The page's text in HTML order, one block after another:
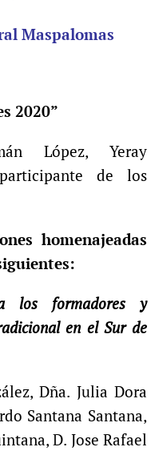
Maspalomas
2020”
López, Yeray
de los
homenajeadas
los formadores y
en el Sur de
Dña. Julia Dora
Santana Santana,
D. Jose Rafael